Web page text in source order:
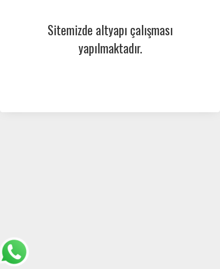
Sitemizde altyapı çalışması
yapılmaktadır.